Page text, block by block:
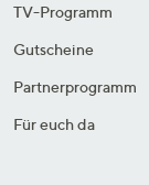
TV-Programm
Gutscheine
Partnerprogramm
Für euch da